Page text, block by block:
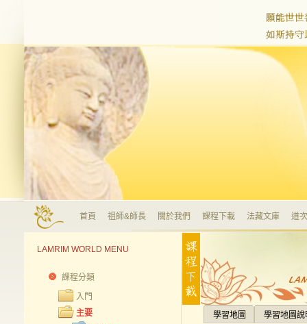
首頁 祖師&師長 關於我們 課程下載 法藏文庫 道
LAMRIM WORLD MENU
課程分類
入門
主要
學習地圖 學習地圖說